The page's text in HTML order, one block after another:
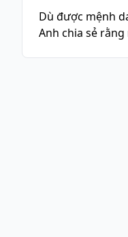
Dù được mệnh
Anh chia sẻ